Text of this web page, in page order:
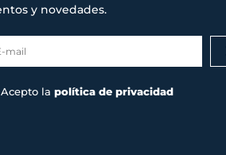
y novedades.
Acepto la política de privacidad